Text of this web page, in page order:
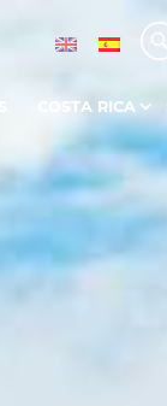
COSTA RICA